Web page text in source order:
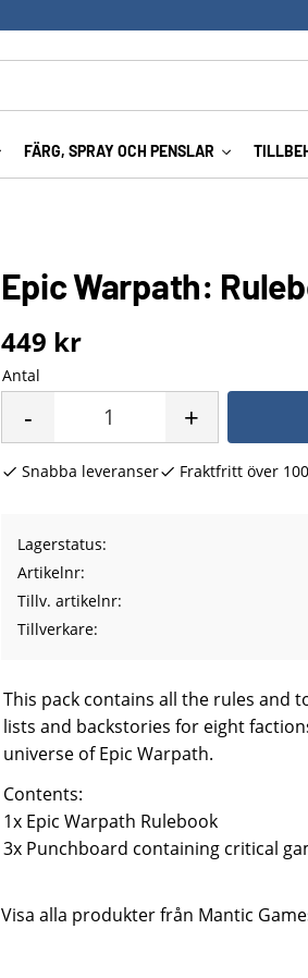
FÄRG, SPRAY OCH PENSLAR
Epic Warpath:
449 kr
Antal
+
-
Snabba leveranser Fraktfritt över
Lagerstatus
Artikelnr
Tillv. artikelnr
Tillverkare
This pack contains all the rules and
lists and backstories for eight
universe of Epic Warpath.
Contents:
1x Epic Warpath Rulebook
3x Punchboard containing critical
Visa alla produkter från Mantic